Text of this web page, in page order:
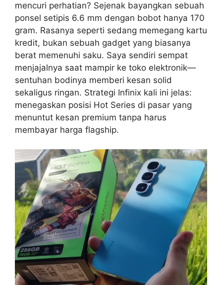
mencuri perhatian? Sejenak bayangkan sebuah
ponsel setipis 6.6 mm dengan bobot hanya 170
gram. Rasanya seperti sedang memegang kartu
kredit, bukan sebuah gadget yang biasanya
berat memenuhi saku. Saya sendiri sempat
menjajalnya saat mampir ke toko elektronik—
sentuhan bodinya memberi kesan solid
sekaligus ringan. Strategi Infinix kali ini jelas:
menegaskan posisi Hot Series di pasar yang
menuntut kesan premium tanpa harus
membayar harga flagship.